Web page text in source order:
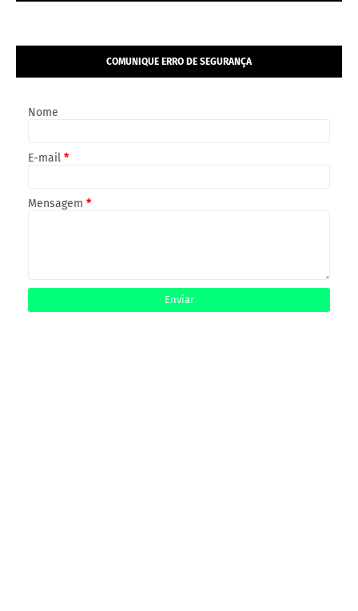
COMUNIQUE ERRO DE SEGURANÇA
Nome
E-mail *
Mensagem *